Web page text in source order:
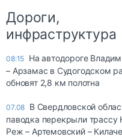
Дороги,
инфраструктура
08:15 На автодороге
– Арзамас в Судогодском
обновят 2,8 км полотна
07.08 В Свердловской
паводка перекрыли трассу
Реж – Артемовский –